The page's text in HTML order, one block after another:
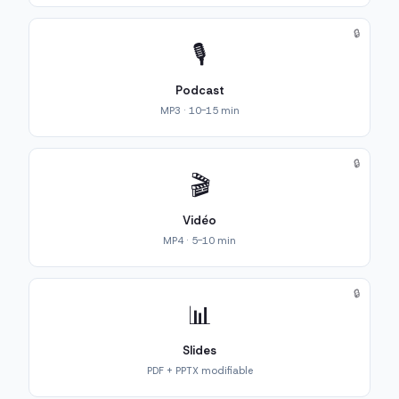
🎙️
Podcast
MP3 · 10-15 min
🔒
🎬
Vidéo
MP4 · 5-10 min
🔒
📊
Slides
PDF + PPTX modifiable
🔒